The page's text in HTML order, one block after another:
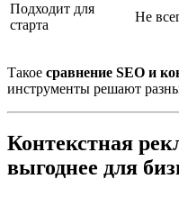
Подходит для
старта
Не
Такое сравнение SEO и
инструменты решают
Контекстная
выгоднее для